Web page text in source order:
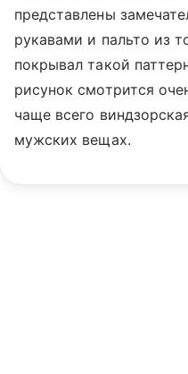
представлены
рукавами и пальто из
покрывал такой
рисунок смотрится
чаще всего
мужских вещах.